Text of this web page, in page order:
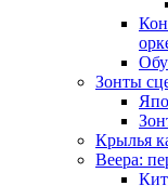
Зонты
Крылья
Веера: